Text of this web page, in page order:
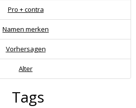
Pro + contra
Namen merken
Vorhersagen
Alter
Tags